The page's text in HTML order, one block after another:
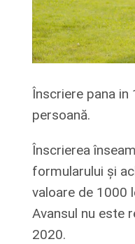
Înscriere pana in
persoană.
Înscrierea
formularului și
valoare de 1000
Avansul nu este
2020.